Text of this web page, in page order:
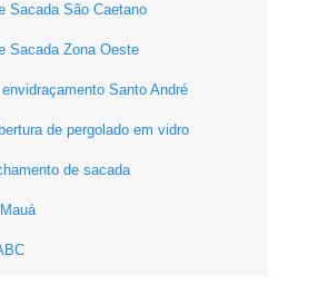
Sacada São Caetano
Sacada Zona Oeste
Santo André
de pergolado em vidro
de sacada